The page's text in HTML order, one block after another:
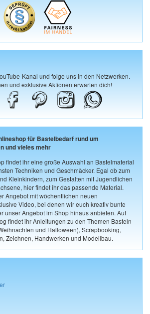
Kanal und folge uns in den Netzwerken.
und exklusive Aktionen erwarten dich!
für Bastelbedarf rund um
und vieles mehr
findet ihr eine große Auswahl an Bastelmaterial
Techniken und Geschmäcker. Egal ob zum
Kleinkindern, zum Gestalten mit Jugendlichen
hier findet ihr das passende Material.
Angebot mit wöchentlichen neuen
Video, bei denen wir euch kreativ bunte
unser Angebot im Shop hinaus anbieten. Auf
findet ihr Anleitungen zu den Themen Basteln
und Halloween), Scrapbooking,
Zeichnen, Handwerken und Modellbau.